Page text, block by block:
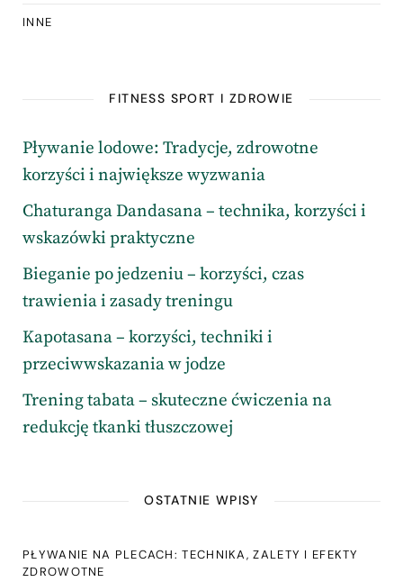
INNE
FITNESS SPORT I ZDROWIE
Pływanie lodowe: Tradycje, zdrowotne
korzyści i największe wyzwania
Chaturanga Dandasana – technika, korzyści i
wskazówki praktyczne
Bieganie po jedzeniu – korzyści, czas
trawienia i zasady treningu
Kapotasana – korzyści, techniki i
przeciwwskazania w jodze
Trening tabata – skuteczne ćwiczenia na
redukcję tkanki tłuszczowej
OSTATNIE WPISY
PŁYWANIE NA PLECACH: TECHNIKA, ZALETY I EFEKTY
ZDROWOTNE